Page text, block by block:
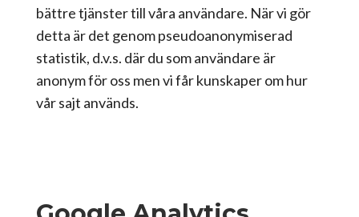
bättre tjänster till våra användare. När vi gör
detta är det genom pseudoanonymiserad
statistik, d.v.s. där du som användare är
anonym för oss men vi får kunskaper om hur
vår sajt används.